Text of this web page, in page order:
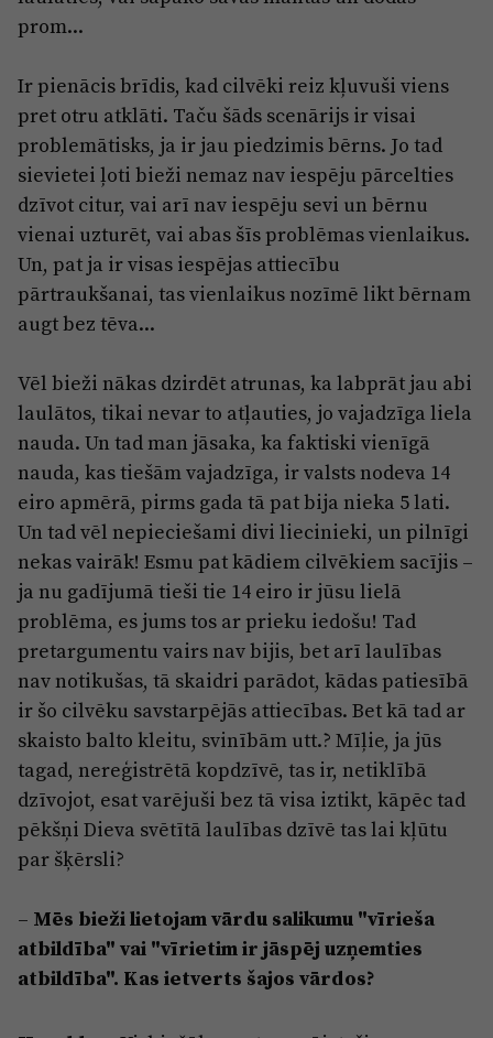
prom...
Ir pienācis brīdis, kad cilvēki reiz kļuvuši viens
pret otru atklāti. Taču šāds scenārijs ir visai
problemātisks, ja ir jau piedzimis bērns. Jo tad
sievietei ļoti bieži nemaz nav iespēju pārcelties
dzīvot citur, vai arī nav iespēju sevi un bērnu
vienai uzturēt, vai abas šīs problēmas vienlaikus.
Un, pat ja ir visas iespējas attiecību
pārtraukšanai, tas vienlaikus nozīmē likt bērnam
augt bez tēva...
Vēl bieži nākas dzirdēt atrunas, ka labprāt jau abi
laulātos, tikai nevar to atļauties, jo vajadzīga liela
nauda. Un tad man jāsaka, ka faktiski vienīgā
nauda, kas tiešām vajadzīga, ir valsts nodeva 14
eiro apmērā, pirms gada tā pat bija nieka 5 lati.
Un tad vēl nepieciešami divi liecinieki, un pilnīgi
nekas vairāk! Esmu pat kādiem cilvēkiem sacījis –
ja nu gadījumā tieši tie 14 eiro ir jūsu lielā
problēma, es jums tos ar prieku iedošu! Tad
pretargumentu vairs nav bijis, bet arī laulības
nav notikušas, tā skaidri parādot, kādas patiesībā
ir šo cilvēku savstarpējās attiecības. Bet kā tad ar
skaisto balto kleitu, svinībām utt.? Mīļie, ja jūs
tagad, nereģistrētā kopdzīvē, tas ir, netiklībā
dzīvojot, esat varējuši bez tā visa iztikt, kāpēc tad
pēkšņi Dieva svētītā laulības dzīvē tas lai kļūtu
par šķērsli?
– Mēs bieži lietojam vārdu salikumu "vīrieša
atbildība" vai "vīrietim ir jāspēj uzņemties
atbildība". Kas ietverts šajos vārdos?